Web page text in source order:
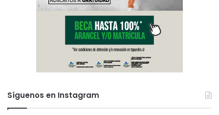
Síguenos en Instagram